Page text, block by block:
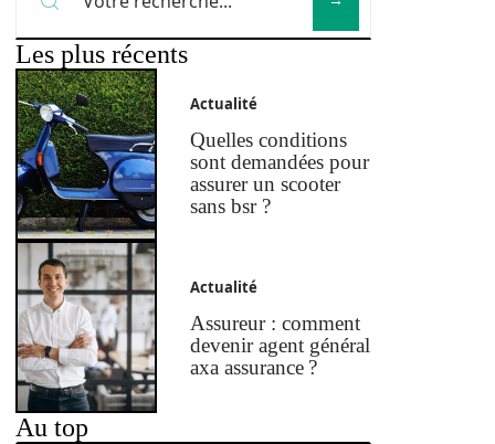
Les plus récents
Actualité
Quelles conditions
sont demandées pour
assurer un scooter
sans bsr ?
Actualité
Assureur : comment
devenir agent général
axa assurance ?
Au top